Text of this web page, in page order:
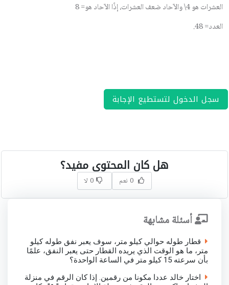
العشرات هو 4\ والآحاد ضعف العشرات، إذًا الآحاد هو= 8
العدد= 48
.
سجل الدخول لتستطيع الإجابة
هل كان المحتوى مفيد؟
0 نعم 0 لا
أسئلة مشابهة
قطار طوله حوالي كيلو متر، سوف يعبر نفق طوله كيلو
متر، ما هو الوقت الذي يريده القطار حتى يعبر النفق، علمًا
بأن سرعته 15 كيلو متر في الساعة الواحدة؟
اختار خالد عددا مكونا من رقمين. إذا كان الرقم في منزلة